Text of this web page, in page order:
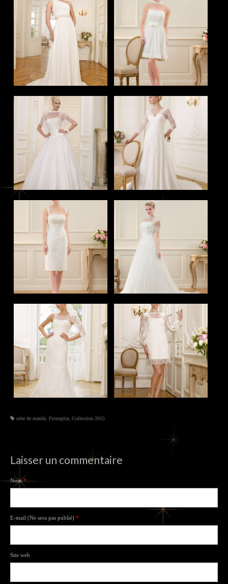
robe de mariée Pronuptia Collection 2015
Laisser un commentaire
Nom*
E-mail (Ne sera pas publié) *
Site web